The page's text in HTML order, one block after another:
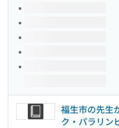
このタイトルの巻号
福生市の先生
ク・パラリン